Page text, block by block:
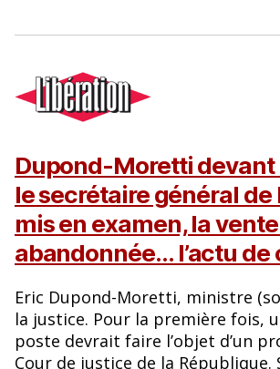
Dupond-Moretti devant
le secrétaire général de
mis en examen, la
abandonnée… l’actu de
Eric Dupond-Moretti, ministre
la justice. Pour la première fois,
poste devrait faire l’objet d’un
Cour de justice de la République.